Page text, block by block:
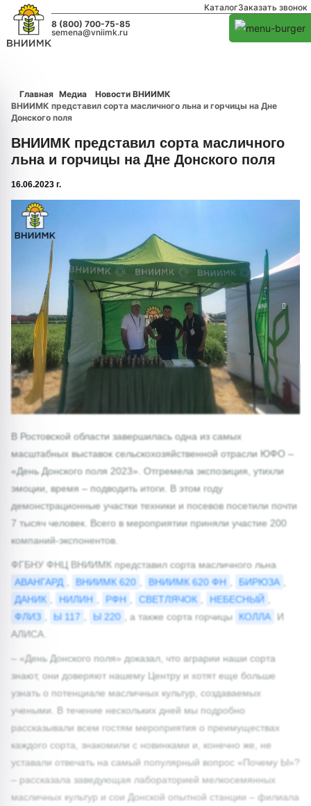
КаталогЗаказать звонок
8 (800) 700-75-85
semena@vniimk.ru
Главная Медиа
Новости ВНИИМК
ВНИИМК представил сорта масличного льна и горчицы на Дне
Донского поля
ВНИИМК представил сорта масличного
льна и горчицы на Дне Донского поля
16.06.2023 г.
1/0
В Ростовской области завершилась одна из самых
масштабных выставок сельскохозяйственной отрасли ЮФО –
«День Донского поля 2023». Отгремела экспозиция, утихли
эмоции, время – подводить итоги. В этом году
демонстрационные участки техники и посевов посетили почти
7 тысяч человек. Всего в мероприятии приняли участие 200
компаний-экспонентов.
ФГБНУ ФНЦ ВНИИМК представил сорта масличного льна
АВАНГАРД
ВНИИМК 620 ВНИИМК 620 ФН БИРЮЗА
ДАНИК
НИЛИН РФН СВЕТЛЯЧОК НЕБЕСНЫЙ
ФЛИЗ
Ы 117 Ы 220 , а также сорта горчицы КОЛЛА
И
АЛИСА.
– «День Донского поля» доказал, что аграрии наши сорта
знают, они доверяют нашему Центру и хотят еще больше
узнать о потенциале масличных культур, создаваемых
учеными. В течение нескольких дней мы подробно
рассказывали всем гостям мероприятия о преимуществах
каждого сорта, знакомили с новинками и, конечно же, не
уставали отвечать на самый популярный вопрос «Почему Ы»?
– рассказала заведующая лабораторией мелкосемянных
масличных культур и сои Донской опытной станции – филиала